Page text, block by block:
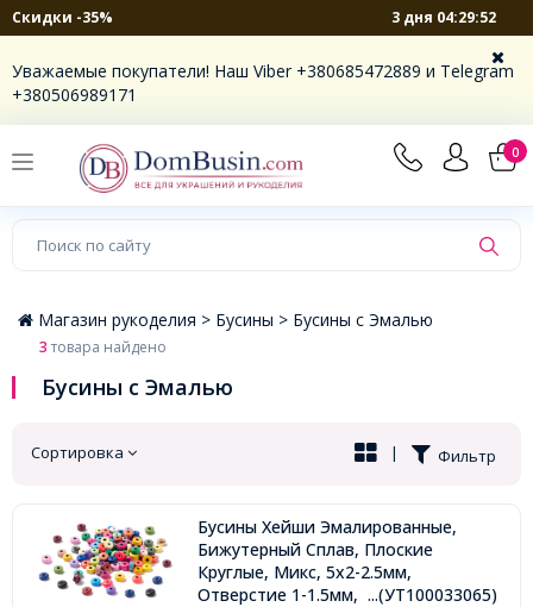
Скидки -35% 3 дня 04:29:52
Уважаемые покупатели! Наш Viber +380685472889 и Telegram
+380506989171
0
×
Магазин рукоделия > Бусины > Бусины с Эмалью
3товара найдено
Бусины с Эмалью
Сортировка Фильтр
|
Бусины Хейши Эмалированные,
Бижутерный Сплав, Плоские
Круглые, Микс, 5х2-2.5мм,
Отверстие 1-1.5мм, ...(УТ100033065)